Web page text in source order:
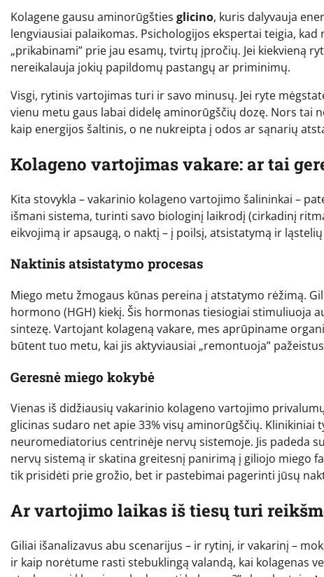
Kolagene gausu aminorūgšties glicino, kuris dalyvauja
lengviausiai palaikomas. Psichologijos ekspertai teigia,
„prikabinami” prie jau esamų, tvirtų įpročių. Jei kiekvieną
nereikalauja jokių papildomų pastangų ar priminimų.
Visgi, rytinis vartojimas turi ir savo minusų. Jei ryte
vienu metu gaus labai didelę aminorūgščių dozę. Nors tai
kaip energijos šaltinis, o ne nukreipta į odos ar sąnarių
Kolageno vartojimas vakare: ar tai
Kita stovykla – vakarinio kolageno vartojimo šalininkai –
išmani sistema, turinti savo biologinį laikrodį (cirkadinį
eikvojimą ir apsaugą, o naktį – į poilsį, atsistatymą ir
Naktinis atsistatymo procesas
Miego metu žmogaus kūnas pereina į atstatymo rėžimą.
hormono (HGH) kiekį. Šis hormonas tiesiogiai stimuliuoja
sintezę. Vartojant kolageną vakare, mes aprūpiname
būtent tuo metu, kai jis aktyviausiai „remontuoja”
Geresnė miego kokybė
Vienas iš didžiausių vakarinio kolageno vartojimo
glicinas sudaro net apie 33% visų aminorūgščių.
neuromediatorius centrinėje nervų sistemoje. Jis padeda
nervų sistemą ir skatina greitesnį panirimą į giliojo miego
tik prisidėti prie grožio, bet ir pastebimai pagerinti jūsų
Ar vartojimo laikas iš tiesų turi
Giliai išanalizavus abu scenarijus – ir rytinį, ir vakarinį –
ir kaip norėtume rasti stebuklingą valandą, kai kolagenas